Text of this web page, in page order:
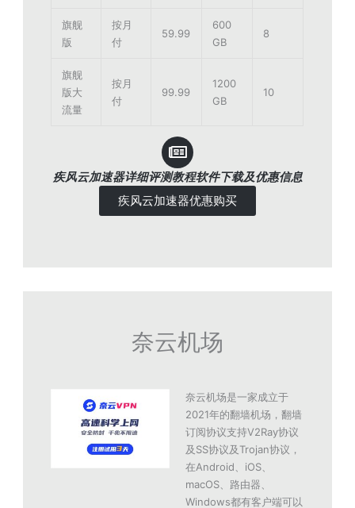
旗舰
版
按月
付
59.99
600
GB
8
旗舰
版大
流量
按月
付
99.99
1200
GB
10
疾风云加速器详细评测教程软件下载及优惠信息
疾风云加速器优惠购买
奈云机场
奈云机场是一家成立于
2021年的翻墙机场，翻墙
订阅协议支持V2Ray协议
及SS协议及Trojan协议，
在Android、iOS、
macOS、路由器、
Windows都有客户端可以